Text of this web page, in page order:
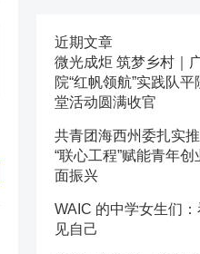
近期文章
微光成炬 筑梦乡村｜
院“红帆领航”实践队
堂活动圆满收官
共青团海西州委扎实
“联心工程”赋能青年
面振兴
WAIC 的中学女生们
见自己